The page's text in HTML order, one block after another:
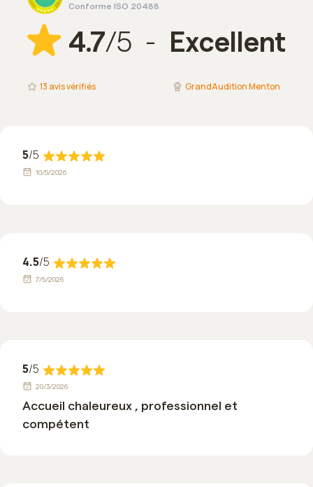
Conforme ISO 20488
4.7/5 - Excellent
13 avis vérifiés GrandAudition Menton
5/5
10/5/2026
4.5/5
7/5/2026
5/5
20/3/2026
Accueil chaleureux , professionnel et
compétent